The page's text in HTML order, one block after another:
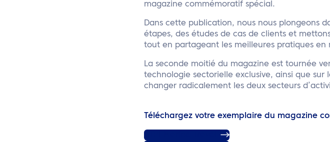
magazine commémoratif spécial.
Dans cette publication, nous nous plongeons
étapes, des études de cas de clients et
tout en partageant les meilleures pratiques
La seconde moitié du magazine est tournée
technologie sectorielle exclusive, ainsi que
changer radicalement les deux secteurs
Téléchargez votre exemplaire du magazine